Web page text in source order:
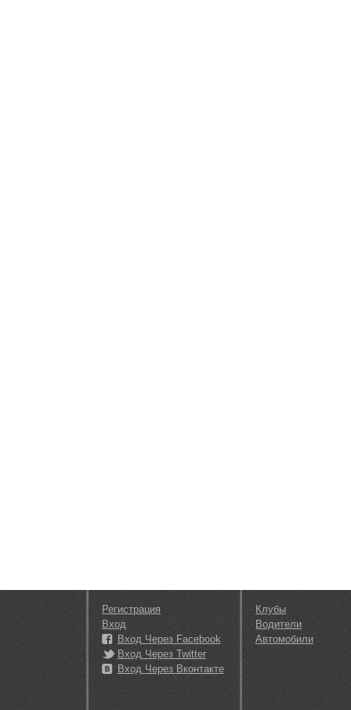
Регистрация
Вход
Вход Через Facebook
Вход Через Twitter
Вход Через Вконтакте
Клубы
Водители
Автомобили